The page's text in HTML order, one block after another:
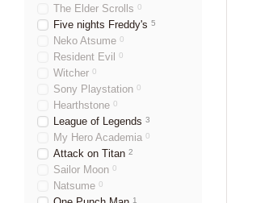
The Elder Scrolls 0
Five nights Freddy's 5
Neko Atsume 0
Resident Evil 0
Witcher 0
Sony Playstation 0
Hearthstone 0
League of Legends 3
My Hero Academia 0
Attack on Titan 2
Sailor Moon 0
Natsume 0
1